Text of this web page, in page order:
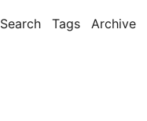
Search Tags Archive